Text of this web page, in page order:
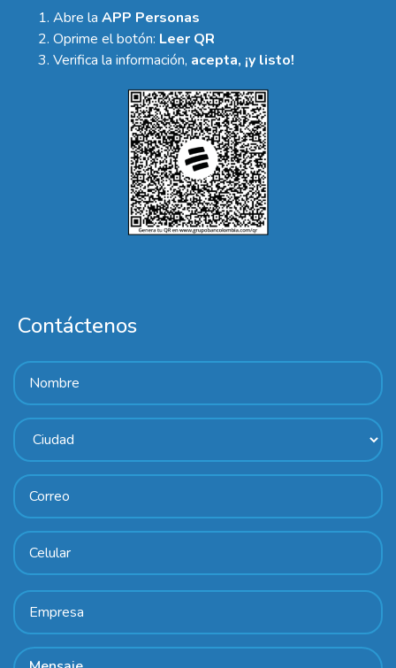
Abre la APP Personas
Oprime el botón: Leer QR
Verifica la información, acepta, ¡y listo!
Contáctenos